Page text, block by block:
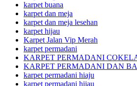
karpet buana
karpet dan meja
karpet dan meja lesehan
karpet hijau
Karpet Jalan Vip Merah
karpet permadani
KARPET PERMADANI
KARPET PERMADANI DAN
karpet permadani hiaju
karpet permadani hijau